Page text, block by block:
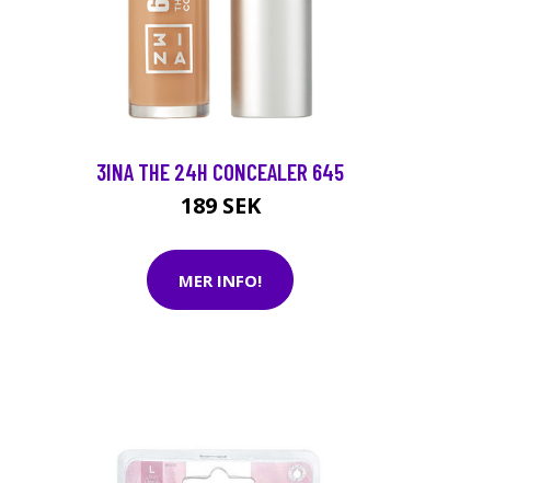
3INA THE 24H CONCEALER 645
189 SEK
MER INFO!